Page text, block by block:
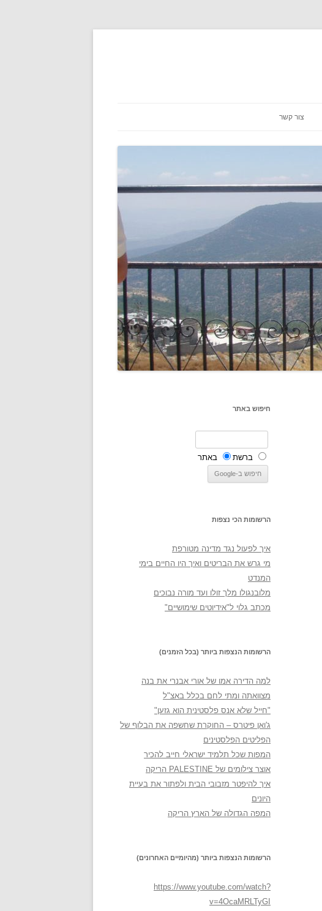
צור קשר
חיפוש באתר
ברשת באתר
הרשומות הכי נצפות
איך לפעול נגד מדינה מטורפת
מי גרש את הבריטים ואיך היו החיים בימי
המנדט
מלובנגולו מלך זולו ועד מורה נבוכים
מכתב גלוי ל"אידיוטים שימושיים"
הרשומות הנצפות ביותר (בכל הזמנים)
למה הדירה אמו של אורי אבנרי את בנה
מצוואתה ומתי לחם בכלל באצ"ל
"חייל שלא אנס פלסטינית הוא גזען"
ג'ואן פיטרס – החוקרת שחשפה את הבלוף של
הפליטים הפלסטינים
המפות שכל תלמיד ישראלי חייב להכיר
אוצר צילומים של PALESTINE הריקה
איך להיפטר מזבובי הבית ולפתור את בעיית
היונים
המפה הגדולה של הארץ הריקה
הרשומות הנצפות ביותר (מהיומיים האחרונים)
https://www.youtube.com/watch?
v=4OcaMRLTyGI